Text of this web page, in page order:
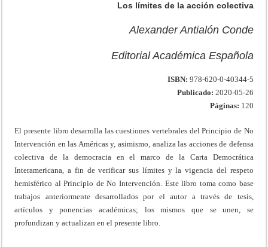
Los límites de la acción colectiva
Alexander Antialón Conde
Editorial Académica Española
ISBN: 978-620-0-40344-5
Publicado: 2020-05-26
Páginas: 120
El presente libro desarrolla las cuestiones vertebrales del Principio de No
Intervención en las Américas y, asimismo, analiza las acciones de defensa
colectiva de la democracia en el marco de la Carta Democrática
Interamericana, a fin de verificar sus límites y la vigencia del respeto
hemisférico al Principio de No Intervención. Este libro toma como base
trabajos anteriormente desarrollados por el autor a través de tesis,
artículos y ponencias académicas; los mismos que se unen, se
profundizan y actualizan en el presente libro.